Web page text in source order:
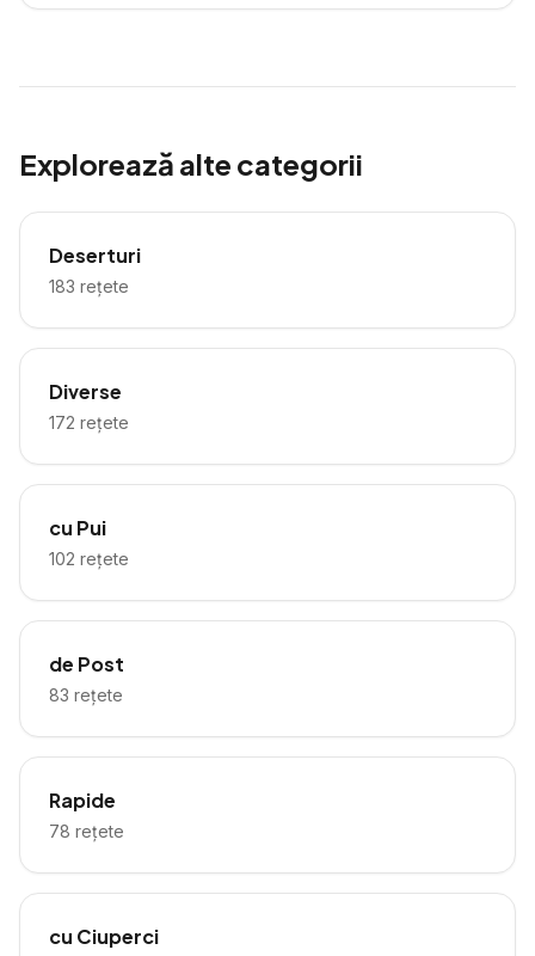
Explorează alte categorii
Deserturi
183 rețete
Diverse
172 rețete
cu Pui
102 rețete
de Post
83 rețete
Rapide
78 rețete
cu Ciuperci